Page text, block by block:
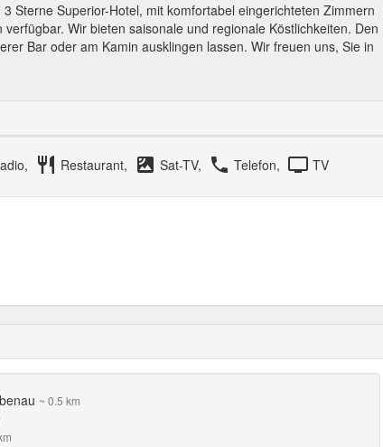
Sterne Superior-Hotel, mit komfortabel eingerichteten Zimmern
Wir bieten saisonale und regionale Köstlichkeiten. Den
Bar oder am Kamin ausklingen lassen. Wir freuen uns, Sie in
restaurant Restaurant, satellite Sat-TV, local_phone Telefon, tv TV
~ 0.5 km